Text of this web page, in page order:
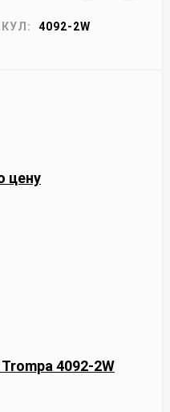
4092-2W
цену
4092-2W